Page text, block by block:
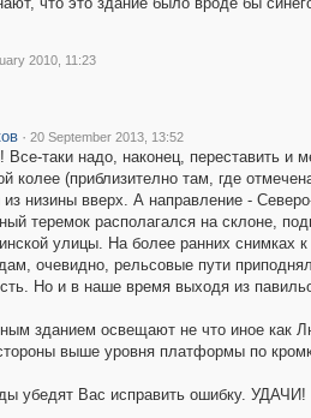
2010, 11:23
· 20 September 2013, 13:52
таки надо, наконец, переставить и
колее (приблизително там, где
низины вверх. А направление -
теремок располагался на склоне,
улицы. На более ранних снимках
очевидно, рельсовые пути
Но и в наше время выходя из
зданием освещают не что иное как
выше уровня платформы по
убедят Вас исправить ошибку. УДАЧИ!